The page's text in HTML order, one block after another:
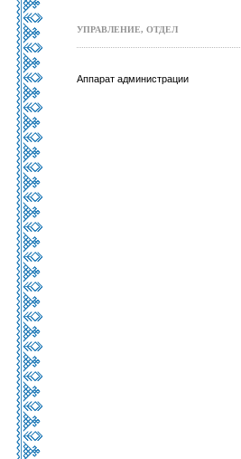
УПРАВЛЕНИЕ, ОТДЕЛ
Аппарат администрации